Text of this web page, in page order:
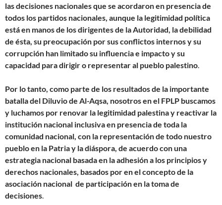
las decisiones nacionales que se acordaron en presencia de
todos los partidos nacionales, aunque la legitimidad política
está en manos de los dirigentes de la Autoridad, la debilidad
de ésta, su preocupación por sus conflictos internos y su
corrupción han limitado su influencia e impacto y su
capacidad para dirigir o representar al pueblo palestino
Por lo tanto, como parte de los resultados de la importante
batalla del Diluvio de Al-Aqsa, nosotros en el FPLP buscamos
y luchamos por renovar la legitimidad palestina y reactivar la
institución nacional inclusiva en presencia de toda la
comunidad nacional, con la representación de todo nuestro
pueblo en la Patria y la diáspora, de acuerdo con una
estrategia nacional basada en la adhesión a los principios y
derechos nacionales, basados por en el concepto de la
asociación nacional de participación en la toma de
decisiones